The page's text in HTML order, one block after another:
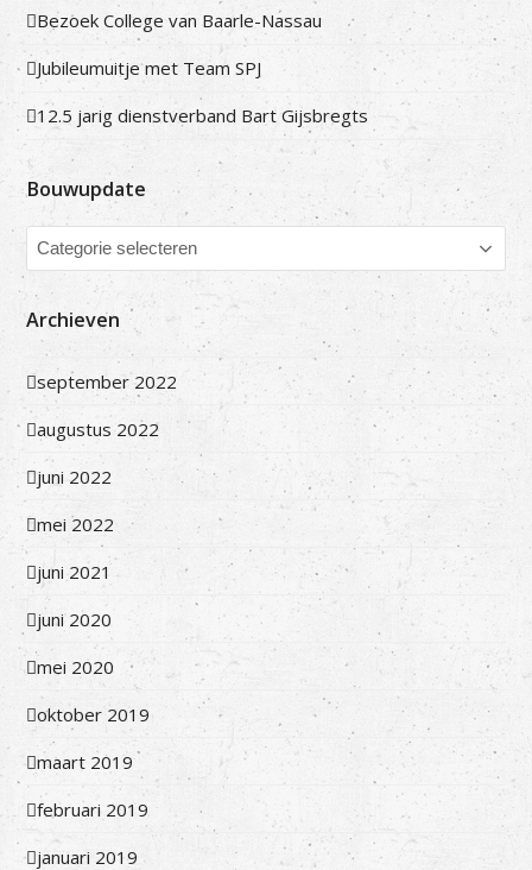
Bezoek College van Baarle-Nassau
Jubileumuitje met Team SPJ
12.5 jarig dienstverband Bart Gijsbregts
Bouwupdate
Bouwupdate
Archieven
september 2022
augustus 2022
juni 2022
mei 2022
juni 2021
juni 2020
mei 2020
oktober 2019
maart 2019
februari 2019
januari 2019